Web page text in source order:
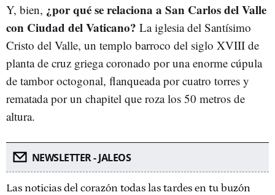
Y, bien, ¿por qué se relaciona a San Carlos del Valle
con Ciudad del Vaticano? La iglesia del Santísimo
Cristo del Valle, un templo barroco del siglo XVIII de
planta de cruz griega coronado por una enorme cúpula
de tambor octogonal, flanqueada por cuatro torres y
rematada por un chapitel que roza los 50 metros de
altura.
NEWSLETTER - JALEOS
Las noticias del corazón todas las tardes en tu buzón